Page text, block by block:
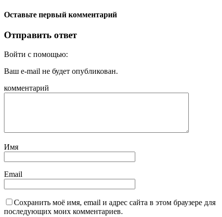
Оставьте первый комментарий
Отправить ответ
Войти с помощью:
Ваш e-mail не будет опубликован.
комментарий
Имя
Email
Сохранить моё имя, email и адрес сайта в этом браузере для
последующих моих комментариев.